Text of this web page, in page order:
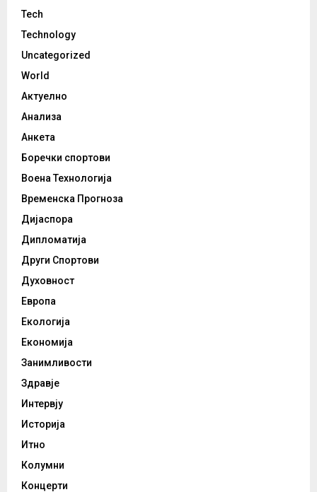
Tech
Technology
Uncategorized
World
Актуелно
Анализа
Анкета
Боречки спортови
Воена Технологија
Временска Прогноза
Дијаспора
Дипломатија
Други Спортови
Духовност
Европа
Екологија
Економија
Занимливости
Здравје
Интервју
Историја
Итно
Колумни
Концерти